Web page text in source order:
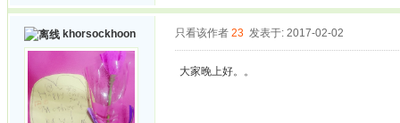
khorsockhoon 只看该作者 23 发表于: 2017-02-02
大家晚上好。。